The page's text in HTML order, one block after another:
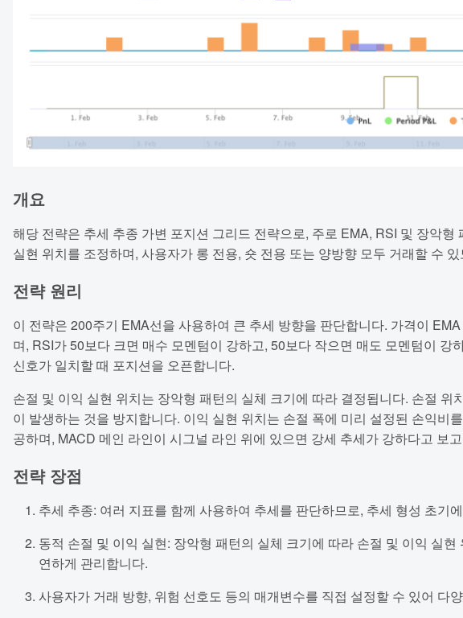
개요
해당 전략은 추세 추종 가변 포지션 그리드 전략으로, 주로 EMA, RSI 및 장악
실현 위치를 조정하며, 사용자가 롱 전용, 숏 전용 또는 양방향 모두 거래할 수
전략 원리
이 전략은 200주기 EMA선을 사용하여 큰 추세 방향을 판단합니다. 가격이
며, RSI가 50보다 크면 매수 모멘텀이 강하고, 50보다 작으면 매도 모멘텀이
신호가 일치할 때 포지션을 오픈합니다.
손절 및 이익 실현 위치는 장악형 패턴의 실체 크기에 따라 결정됩니다. 손절
이 발생하는 것을 방지합니다. 이익 실현 위치는 손절 폭에 미리 설정된 손익
공하며, MACD 메인 라인이 시그널 라인 위에 있으면 강세 추세가 강하다고 보
전략 장점
추세 추종: 여러 지표를 함께 사용하여 추세를 판단하므로, 추세 형성 초기
동적 손절 및 이익 실현: 장악형 패턴의 실체 크기에 따라 손절 및 이익 실
연하게 관리합니다.
사용자가 거래 방향, 위험 선호도 등의 매개변수를 직접 설정할 수 있어 다